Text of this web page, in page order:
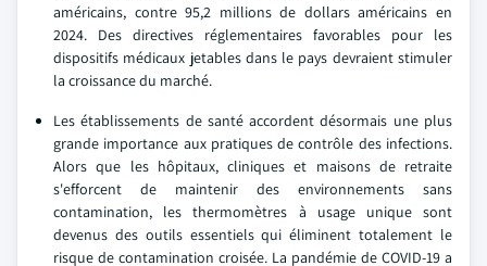
américains, contre 95,2 millions de dollars américains en
2024. Des directives réglementaires favorables pour les
dispositifs médicaux jetables dans le pays devraient stimuler
la croissance du marché.
Les établissements de santé accordent désormais une plus
grande importance aux pratiques de contrôle des infections.
Alors que les hôpitaux, cliniques et maisons de retraite
s'efforcent de maintenir des environnements sans
contamination, les thermomètres à usage unique sont
devenus des outils essentiels qui éliminent totalement le
risque de contamination croisée. La pandémie de COVID-19 a